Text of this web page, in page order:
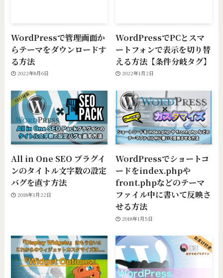
WordPressで管理画面か
らテーマをダウンロードす
る方法
2022年8月6日
WordPressでPCとスマ
ートフォンで表示を切り替
える方法【条件分岐タグ】
2022年1月2日
All in One SEO プラグイ
ンのタイトル文字数の設定
バグを直す方法
2018年1月22日
WordPressでショートコ
ードをindex.phpや
front.phpなどのテーマ
ファイル中に書いて反映さ
せる方法
2018年1月5日